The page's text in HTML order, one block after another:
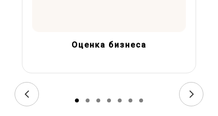
Оценка бизнеса